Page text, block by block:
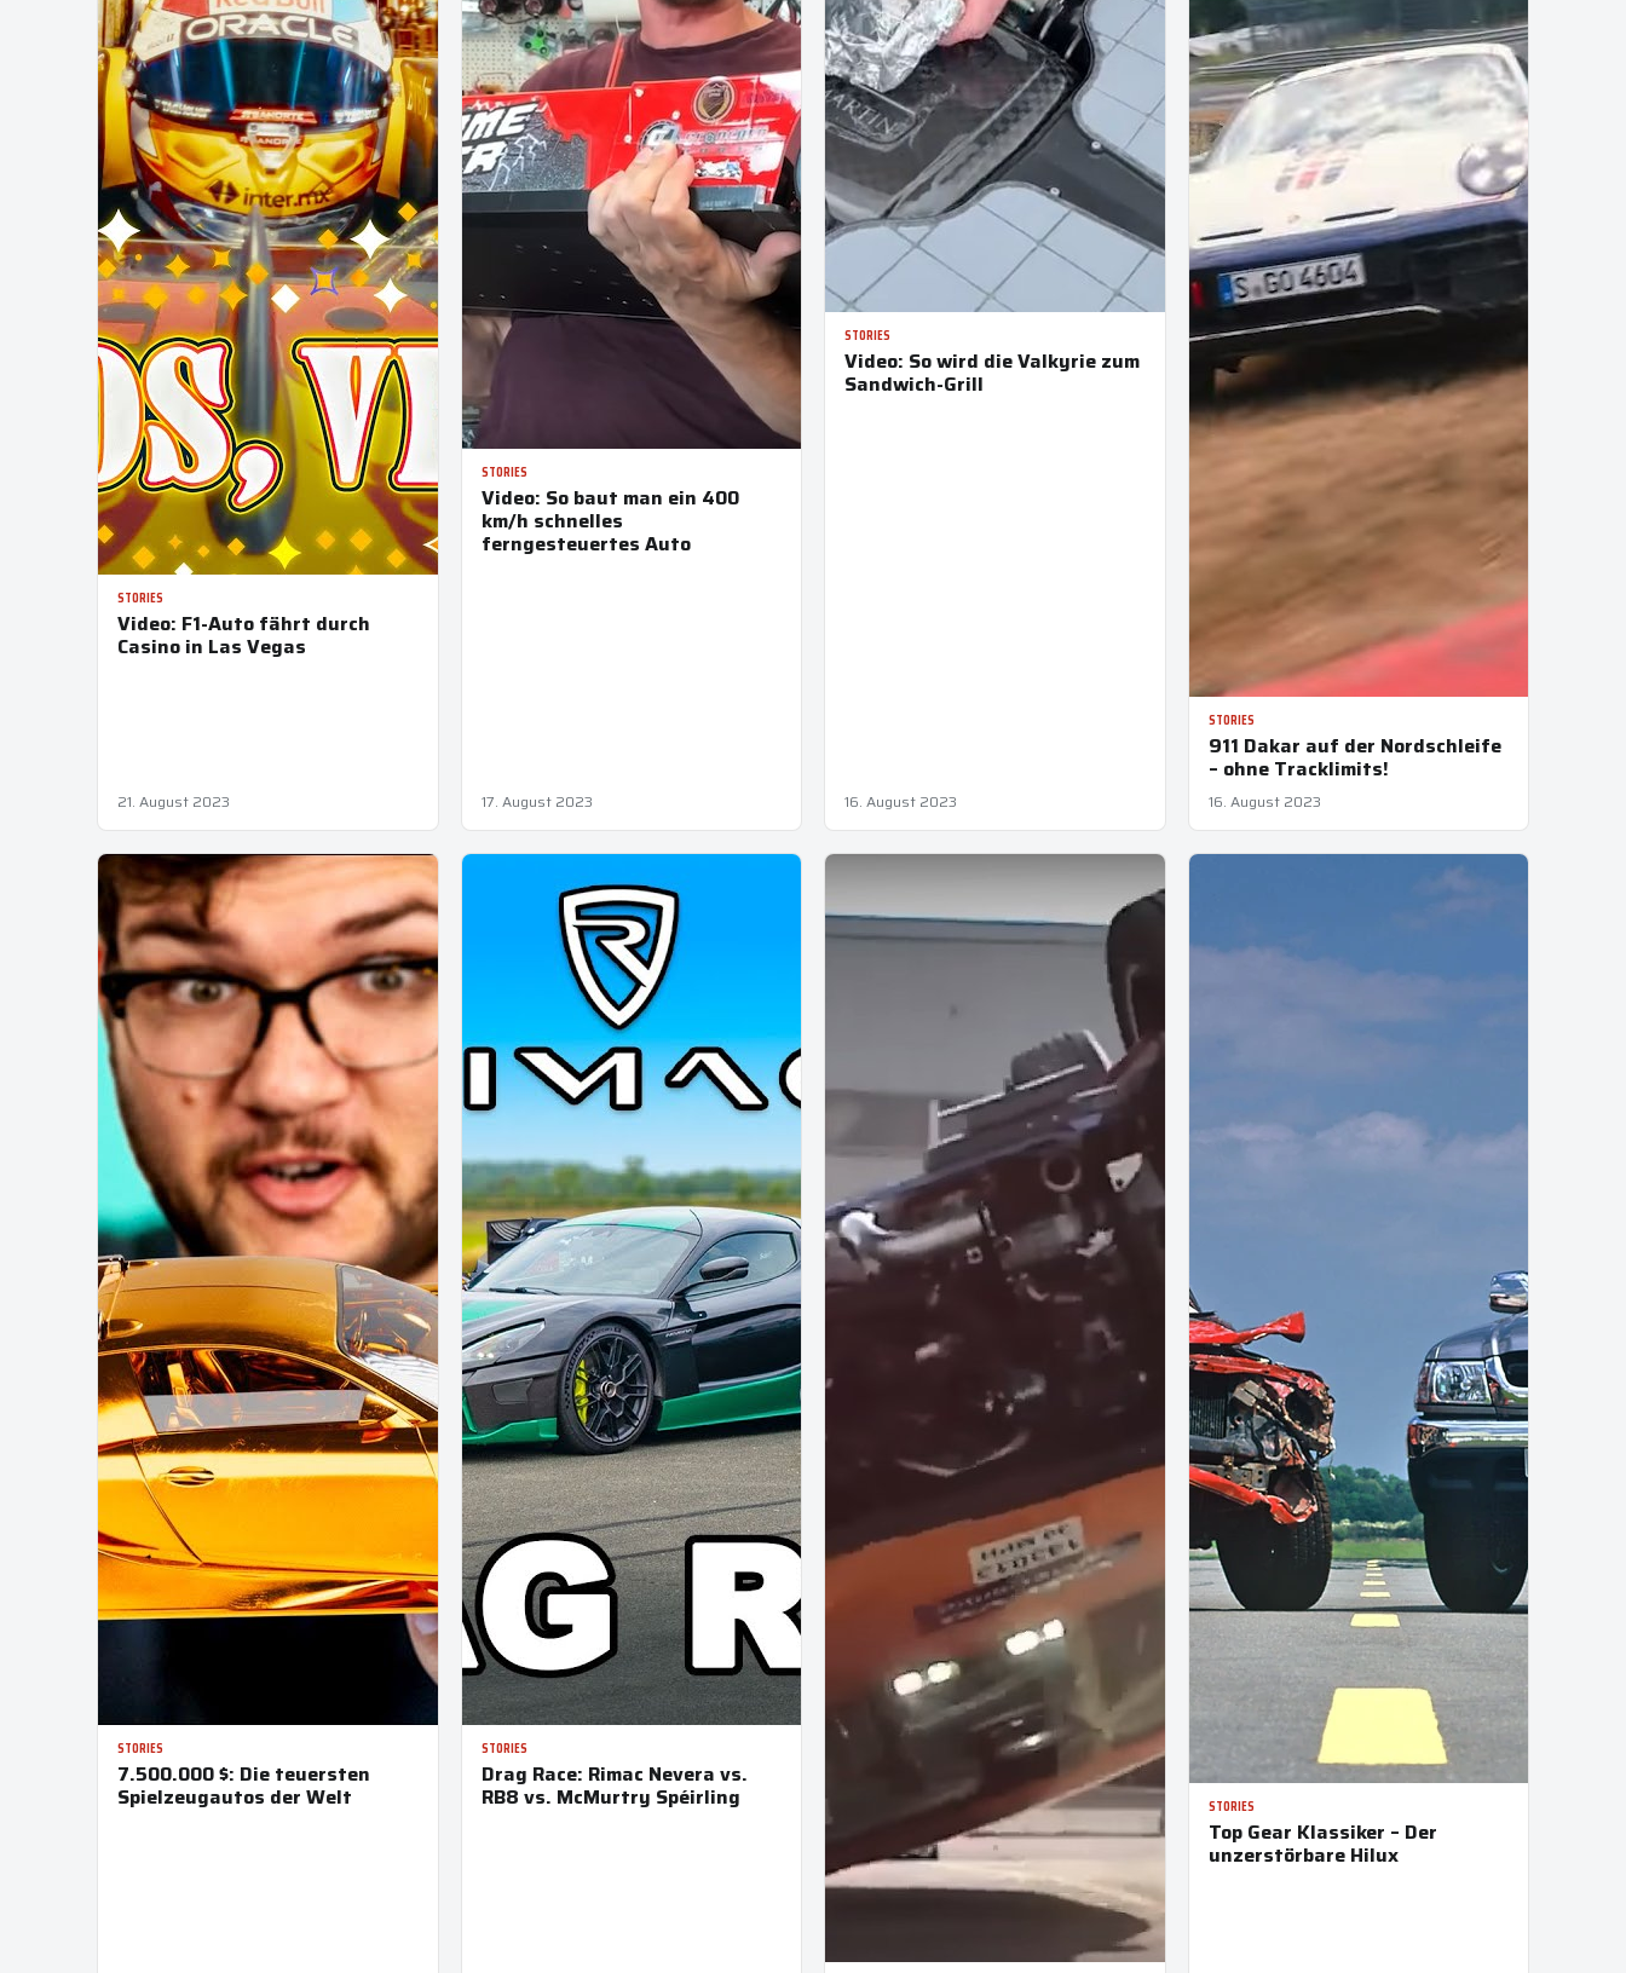
STORIES
Video: F1-Auto fährt durch
Casino in Las Vegas
21. August 2023
STORIES
Video: So baut man ein 400
km/h schnelles
ferngesteuertes Auto
17. August 2023
STORIES
Video: So wird die Valkyrie zum
Sandwich-Grill
16. August 2023
STORIES
911 Dakar auf der Nordschleife
– ohne Tracklimits!
16. August 2023
STORIES
7.500.000 $: Die teuersten
Spielzeugautos der Welt
STORIES
Drag Race: Rimac Nevera vs.
RB8 vs. McMurtry Spéirling STORIES
Top Gear Klassiker – Der
unzerstörbare Hilux